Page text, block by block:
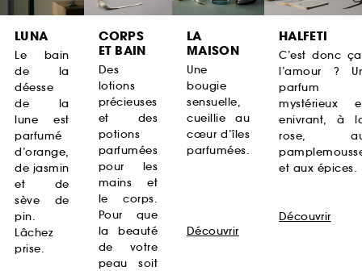
LUNA
Le bain
de la
déesse
de la
lune est
parfumé
d’orange,
de jasmin
et de
sève de
pin.
Lâchez
prise.
CORPS
ET BAIN
Des
lotions
précieuses
et des
potions
parfumées
pour les
mains et
le corps.
Pour que
la beauté
de votre
peau soit
LA
MAISON
Une
bougie
sensuelle,
cueillie au
cœur d’îles
parfumées.
Découvrir
HALFETI
C’est donc
l’amour ?
parfum
mystérieux
enivrant, à
rose,
et aux épices.
Découvrir